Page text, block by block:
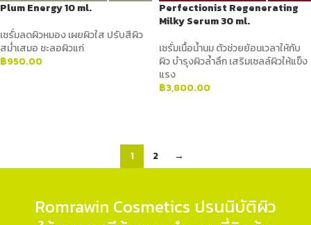
Plum Energy 10 ml.
เซรั่มลดผิวหมอง เผยผิวใส ปรับสีผิว
สม่ำเสมอ ชะลอผิวแก่
฿950.00
Perfectionist Regenerating
Milky Serum 30 ml.
เซรั่มเนื้อน้ำนม ตัวช่วยย้อนเวลาให้กับ
ผิว บำรุงผิวล้ำลึก เสริมเซลล์ผิวให้แข็ง
แรง
฿3,800.00
1 2 →
Romrawin Cosmetics ปรนนิบัติผิว